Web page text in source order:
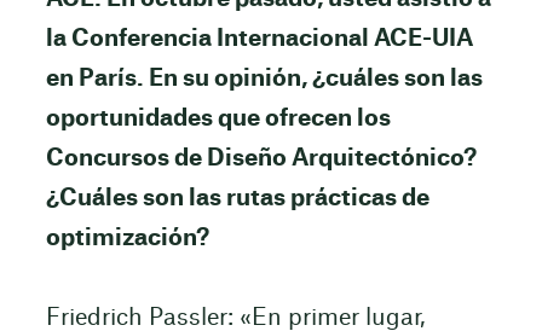
la Conferencia Internacional ACE-UIA
en París. En su opinión, ¿cuáles son las
oportunidades que ofrecen los
Concursos de Diseño Arquitectónico?
¿Cuáles son las rutas prácticas de
optimización?
Friedrich Passler: «En primer lugar,